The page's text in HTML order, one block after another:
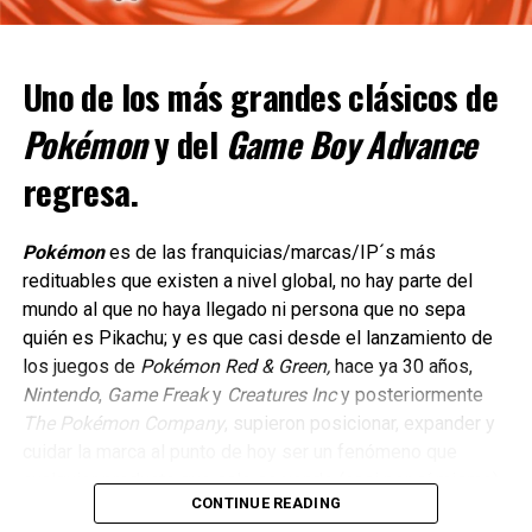
La trama principal se centra en la búsqueda de los
módulos de escape perdidos de la Balsa Blanca y en la
supervivencia de la colonia humana, Nueva Los Ángeles,
en un entorno hostil.
Una característica distintiva es el uso de Skells.
Mechas gigantes que permiten al jugador explorar Mira
con mayor libertad, acceder a zonas inaccesibles a pie y
Uno de los más grandes clásicos de
Pokémony del Game Boy Advance
regresa.
Pokémones de las franquicias/marcas/IP´s más
redituables que existen a nivel global, no hay parte del
mundo al que no haya llegado ni persona que no sepa
quién es Pikachu; y es que casi desde el lanzamiento de
los juegos de Pokémon Red & Green, hace ya 30 años,
Nintendo, Game Freaky Creatures Incy posteriormente
The Pokémon Company, supieron posicionar, expander y
cualquier producto que sale se vende (casi por sí mismo)
en millones de copias, algo de lo que sin duda
CONTINUE READING